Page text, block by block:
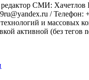
СМИ: Хaчeтлoв
/ Телефон:
и массовых
активной (без